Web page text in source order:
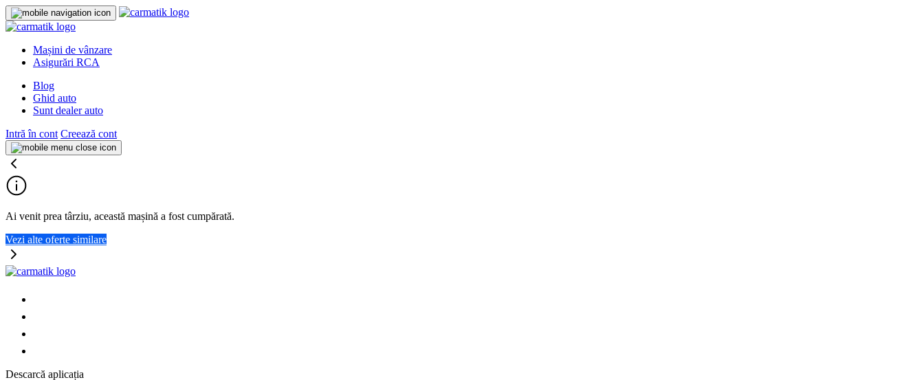
Mașini de vânzare
Asigurări RCA
Blog
Ghid auto
Sunt dealer auto
Intră în cont Creează cont
Ai venit prea târziu, această mașină a fost cumpărată.
Vezi alte oferte similare
Descarcă aplicația